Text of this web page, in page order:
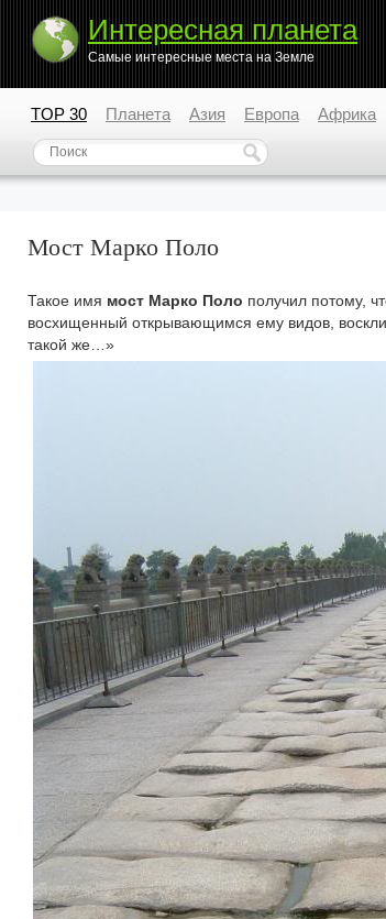
Интересная планета
Самые интересные места на Земле
TOP 30 Планета Азия Европа Африка
Мост Марко Поло
Такое имя мост Марко Поло получил потому,
восхищенный открывающимся ему видов,
такой же…»